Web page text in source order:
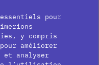
pour
y compris
améliorer
et analyser